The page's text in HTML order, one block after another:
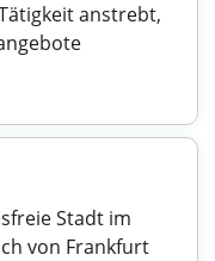
anstrebt,
Stadt im
von Frankfurt